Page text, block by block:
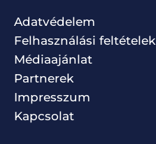
Adatvédelem
Felhasználási feltételek
Médiaajánlat
Partnerek
Impresszum
Kapcsolat